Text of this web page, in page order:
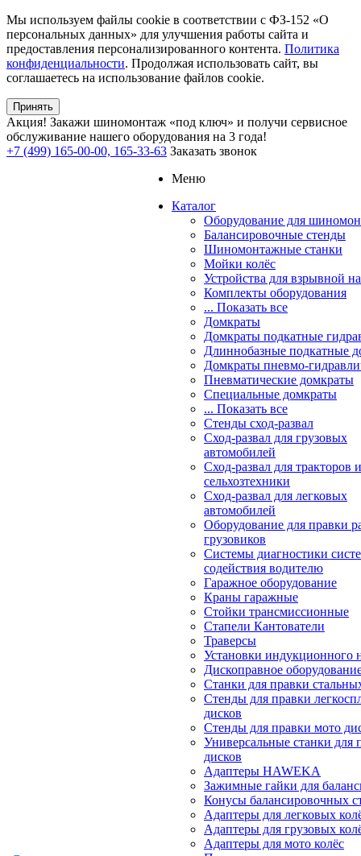
Мы используем файлы cookie в соответствии с ФЗ-152 «О
персональных данных» для улучшения работы сайта и
предоставления персонализированного контента. Политика
конфиденциальности. Продолжая использовать сайт, вы
соглашаетесь на использование файлов cookie.
Принять
Акция! Закажи шиномонтаж «под ключ» и получи сервисное
обслуживание нашего оборудования на 3 года!
+7 (499) 165-00-00, 165-33-63 Заказать звонок
Меню
Каталог
Оборудование для
Балансировочные стенды
Шиномонтажные станки
Мойки колёс
Устройства для взрывной
Комплекты оборудования
... Показать все
Домкраты
Домкраты подкатные
Длиннобазные подкатные
Домкраты пневмо-
Пневматические домкраты
Специальные домкраты
... Показать все
Стенды сход-развал
Сход-развал для грузовых
автомобилей
Сход-развал для тракторов и
сельхозтехники
Сход-развал для легковых
автомобилей
Оборудование для правки
грузовиков
Системы диагностики
содействия водителю
Гаражное оборудование
Краны гаражные
Стойки трансмиссионные
Стапели Кантователи
Траверсы
Установки индукционного
Дископравное
Станки для правки
Стенды для правки
дисков
Стенды для правки мото
Универсальные станки для
дисков
Адаптеры HAWEKA
Зажимные гайки для
Конусы балансировочных
Адаптеры для легковых
Адаптеры для грузовых
Адаптеры для мото колёс